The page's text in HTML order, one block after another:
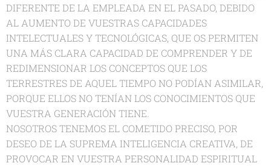
DIFERENTE DE LA EMPLEADA EN EL PASADO, DEBIDO
AL AUMENTO DE VUESTRAS CAPACIDADES
INTELECTUALES Y TECNOLÓGICAS, QUE OS PERMITEN
UNA MÁS CLARA CAPACIDAD DE COMPRENDER Y DE
REDIMENSIONAR LOS CONCEPTOS QUE LOS
TERRESTRES DE AQUEL TIEMPO NO PODÍAN ASIMILAR,
PORQUE ELLOS NO TENÍAN LOS CONOCIMIENTOS QUE
VUESTRA GENERACIÓN TIENE.
NOSOTROS TENEMOS EL COMETIDO PRECISO, POR
DESEO DE LA SUPREMA INTELIGENCIA CREATIVA, DE
PROVOCAR EN VUESTRA PERSONALIDAD ESPIRITUAL